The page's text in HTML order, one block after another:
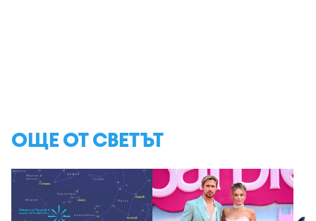
ОЩЕ ОТ СВЕТЪТ